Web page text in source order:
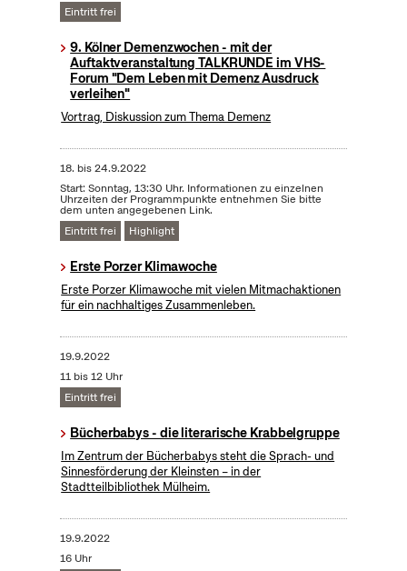
Eintritt frei
9. Kölner Demenzwochen - mit der
Auftaktveranstaltung TALKRUNDE im VHS-
Forum "Dem Leben mit Demenz Ausdruck
verleihen"
Vortrag, Diskussion zum Thema Demenz
18. bis24.9.2022
Start: Sonntag, 13:30 Uhr. Informationen zu einzelnen
Uhrzeiten der Programmpunkte entnehmen Sie bitte
dem unten angegebenen Link.
Eintritt frei
Highlight
Erste Porzer Klimawoche
Erste Porzer Klimawoche mit vielen Mitmachaktionen
für ein nachhaltiges Zusammenleben.
19.9.2022
11 bis 12 Uhr
Eintritt frei
Bücherbabys - die literarische Krabbelgruppe
Im Zentrum der Bücherbabys steht die Sprach- und
Sinnesförderung der Kleinsten – in der
Stadtteilbibliothek Mülheim.
19.9.2022
16 Uhr